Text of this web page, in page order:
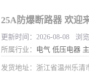
25A防爆断路器 欢迎
更新时间：2026-08-08 浏
所属行业： 电气 低压电器
发货地址：浙江省温州乐